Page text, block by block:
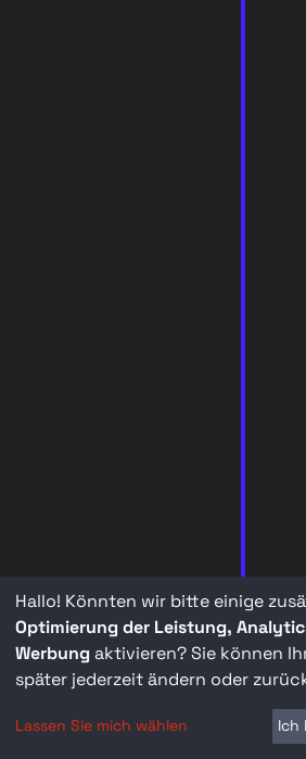
Hallo! Könnten wir bitte einige
Optimierung der Leistung,
Werbung aktivieren? Sie können
später jederzeit ändern oder
Lassen Sie mich wählen Ich